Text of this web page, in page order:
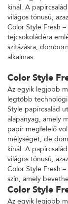
kínál. A
világos tónusú,
Color Style Fresh
tejcsokoládéra
szitázásra,
alkalmas.
Color Style
Az egyik legjobb
legtöbb
Style papírcsalád
alapanyag, amely
papír megfelelő
mélységet, de
kínál. A
világos tónusú,
Color Style Fresh
szín, amely
Color Style
Az egyik legjobb